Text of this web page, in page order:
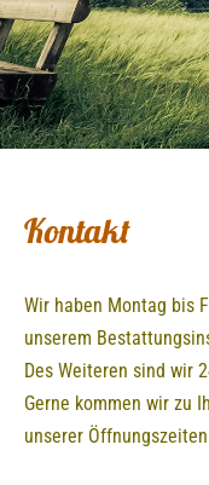
e
n
Kontakt
Wir haben Montag bis
unserem
Des Weiteren sind wir
Gerne kommen wir zu
unserer